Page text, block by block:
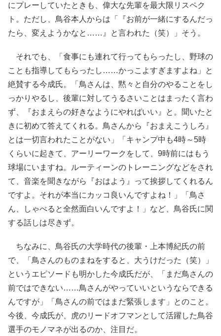
にプレーしていたときも、偉大な先輩を最大限リスペク
ト。ただし、鳥谷本人からは「『お前が一緒にするんだっ
たら、変えようかなと……』と言われた（笑）」そう。
それでも、「食事にも連れて行ってもらったし、野球の
ことも指導してもらったし……かっこよすぎますよね」と
絶賛する今成氏。「鳥さんは、黙々と自分のやることをし
っかりやるし、後輩に対してうるさいことはまったく言わ
ず、『おまえらの好きなようにやればいい』と。聞いたと
きに初めて答えてくれる。鳥さんから『おまえこうしろ』
とは一切言われたことがない」「キャンプ中も4時～5時
くらいに起きて、アーリーワークをして、9時前にはもう
球場にいますね。ルーティーンのトレーニングなどをされ
て、音楽を聞きながら『おはよう』って挨拶してくれるん
ですよ。それが本当にカッコ良いんですよね！」「鳥さ
ん、しゃべると全然面白いんですよ！」など、鳥谷氏に関
する話しは尽きず。
ちなみに、鳥谷氏の大学時代の後輩・上本博紀氏の前
で、「鳥さんのものまねをすると、大うけだった（笑）」
というエピソードも明かした今成氏だが、「まだ鳥さんの
前ではできない……鳥さんがやっていいというならできる
んですが」「鳥さんの前ではまだ緊張します」とのこと。
今後、今成氏が、虎のリードオフマンとして活躍した鳥谷
選手のモノマネが出るのか、注目だ。